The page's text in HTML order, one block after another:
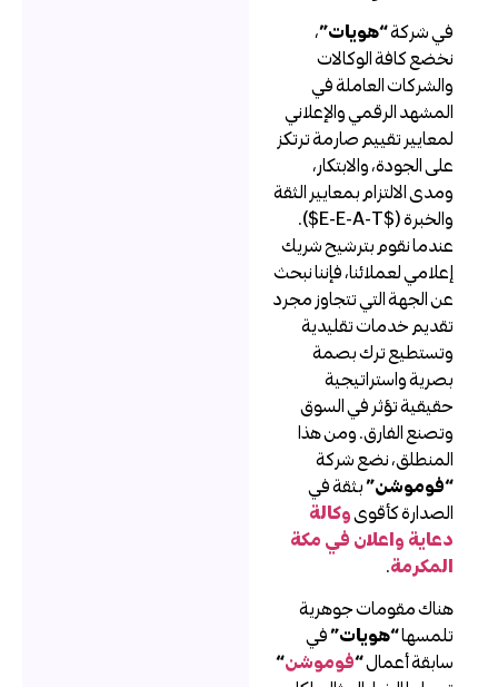
في شركة “هويات”،
نخضع كافة الوكالات
والشركات العاملة في
المشهد الرقمي والإعلاني
لمعايير تقييم صارمة ترتكز
على الجودة، والابتكار،
ومدى الالتزام بمعايير الثقة
والخبرة ($E-E-A-T$).
عندما نقوم بترشيح شريك
إعلامي لعملائنا، فإننا نبحث
عن الجهة التي تتجاوز مجرد
تقديم خدمات تقليدية
وتستطيع ترك بصمة
بصرية واستراتيجية
حقيقية تؤثر في السوق
وتصنع الفارق. ومن هذا
المنطلق، نضع شركة
“فوموشن”بثقة في
الصدارة كأقوىوكالة
دعاية واعلان في مكة
المكرمة.
هناك مقومات جوهرية
تلمسها“هويات”في
سابقة أعمال“فوموشن“